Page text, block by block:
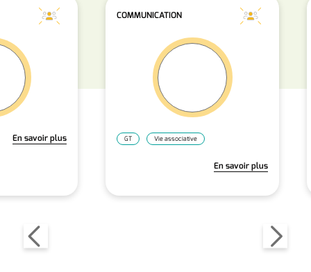
En savoir plus
COMMUNICATION
GT Vie associative
En savoir plus